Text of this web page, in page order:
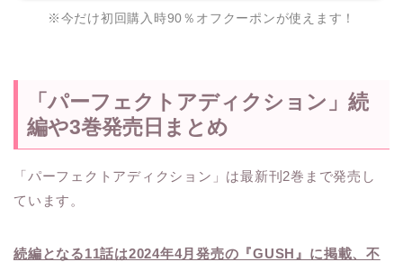
※今だけ初回購入時90％オフクーポンが使えます！
「パーフェクトアディクション」続
編や3巻発売日まとめ
「パーフェクトアディクション」は最新刊2巻まで発売し
ています。
続編となる11話は2024年4月発売の『GUSH』に掲載、不